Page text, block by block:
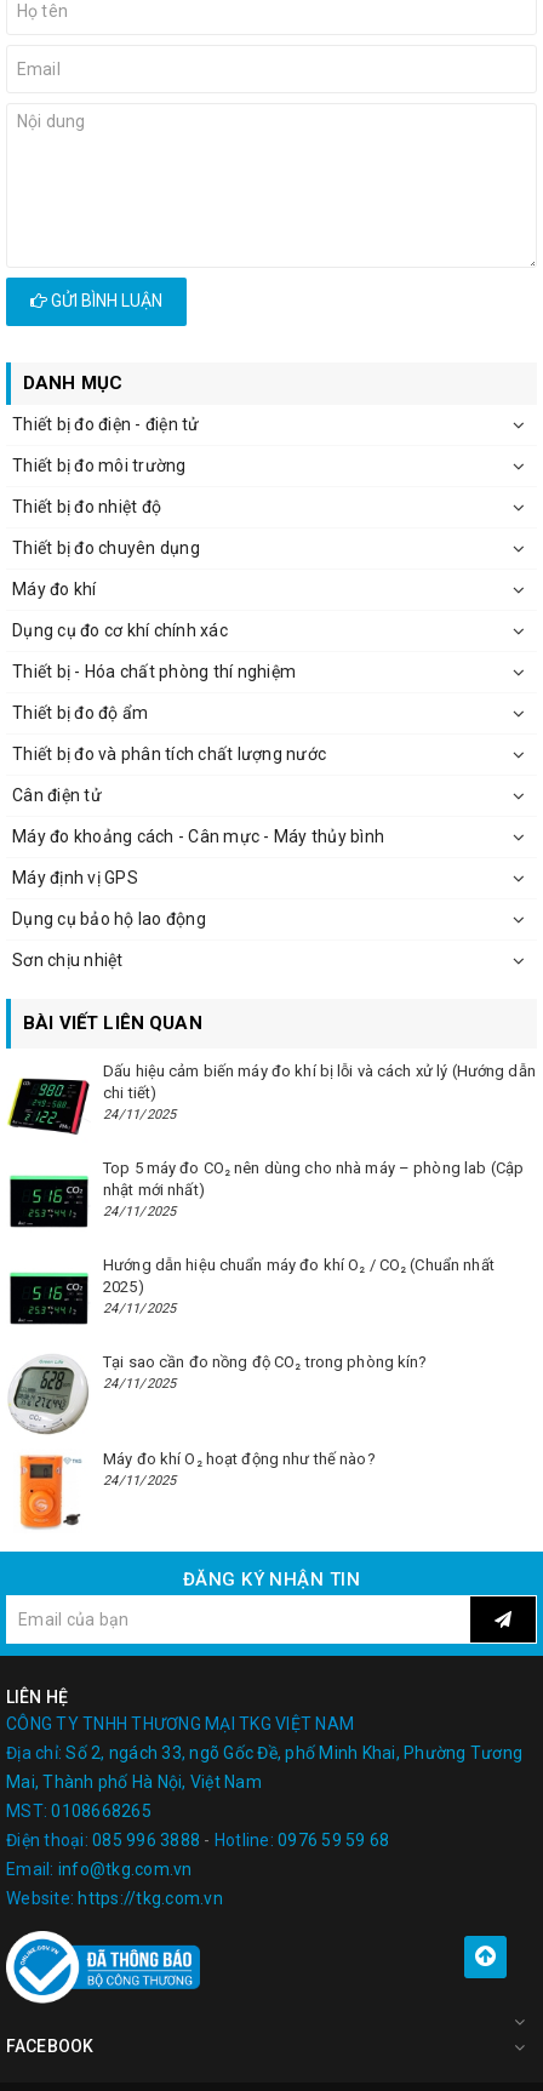
GỬI BÌNH LUẬN
DANH MỤC
Thiết bị đo điện - điện tử
Thiết bị đo môi trường
Thiết bị đo nhiệt độ
Thiết bị đo chuyên dụng
Máy đo khí
Dụng cụ đo cơ khí chính xác
Thiết bị - Hóa chất phòng thí nghiệm
Thiết bị đo độ ẩm
Thiết bị đo và phân tích chất lượng nước
Cân điện tử
Máy đo khoảng cách - Cân mực - Máy thủy bình
Máy định vị GPS
Dụng cụ bảo hộ lao động
Sơn chịu nhiệt
BÀI VIẾT LIÊN QUAN
Dấu hiệu cảm biến máy đo khí bị lỗi và cách xử lý (Hướng dẫn
chi tiết)
24/11/2025
Top 5 máy đo CO₂ nên dùng cho nhà máy – phòng lab (Cập
nhật mới nhất)
24/11/2025
Hướng dẫn hiệu chuẩn máy đo khí O₂ / CO₂ (Chuẩn nhất
2025)
24/11/2025
Tại sao cần đo nồng độ CO₂ trong phòng kín?
24/11/2025
Máy đo khí O₂ hoạt động như thế nào?
24/11/2025
ĐĂNG KÝ NHẬN TIN
LIÊN HỆ
CÔNG TY TNHH THƯƠNG MẠI TKG VIỆT NAM
Địa chỉ: Số 2, ngách 33, ngõ Gốc Đề, phố Minh Khai, Phường Tương
Mai, Thành phố Hà Nội, Việt Nam
MST: 0108668265
Điện thoại: 085 996 3888 - Hotline: 0976 59 59 68
Email: info@tkg.com.vn
Website: https://tkg.com.vn
FACEBOOK